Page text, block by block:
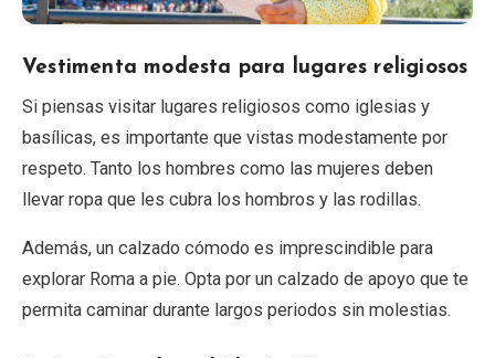
Vestimenta modesta para lugares religiosos
Si piensas visitar lugares religiosos como iglesias y
basílicas, es importante que vistas modestamente por
respeto. Tanto los hombres como las mujeres deben
llevar ropa que les cubra los hombros y las rodillas.
Además, un calzado cómodo es imprescindible para
explorar Roma a pie. Opta por un calzado de apoyo que te
permita caminar durante largos periodos sin molestias.